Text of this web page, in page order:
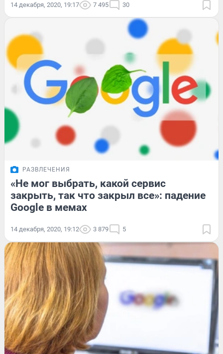
14 декабря, 2020, 19:17 7 495 30
РАЗВЛЕЧЕНИЯ
«Не мог выбрать, какой сервис
закрыть, так что закрыл все»: падение
Google в мемах
14 декабря, 2020, 19:12 3 879 5